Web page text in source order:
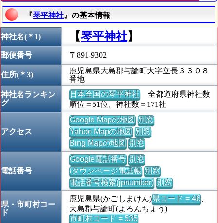
『琴平神社 』の基本情報
神社名(＊1) 【琴平神社】
郵便番号 〒891-9302
住所(＊3)
鹿児島県大島郡与論町大字立長３３０８
番地
神社名ランキン
グ
日本全国の琴平神社全都道府県神社数
順位＝51位、神社数＝171社
アクセス
Google Mapの地図 別窓
Yahoo Mapの地図 別窓
Bing Mapの地図 別窓
電話番号
Google電話番号 別窓
iタウンページ電話帳 別窓
電話番号検索(jpnumber) 別窓
県・市町村コー
ド
鹿児島県(かごしまけん)県コード = 46、
大島郡与論町(よろんちょう)
市町村コード = 535